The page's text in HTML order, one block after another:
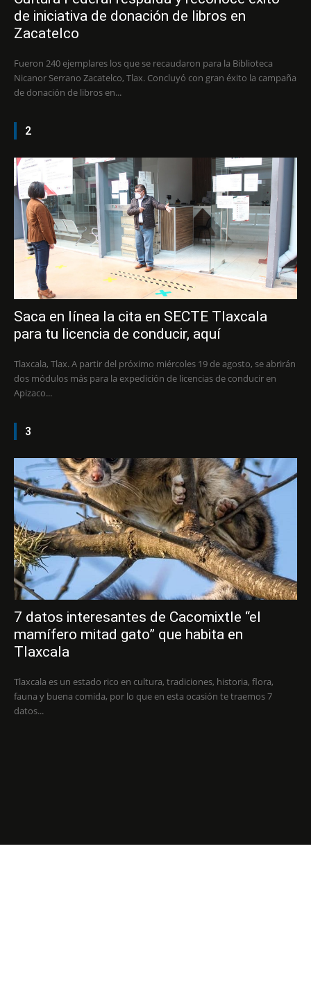
de iniciativa de donación de libros en
Zacatelco
Fueron 240 ejemplares los que se recaudaron para la Biblioteca
Nicanor Serrano Zacatelco, Tlax. Concluyó con gran éxito la campaña
de donación de libros en...
2
Saca en línea la cita en SECTE Tlaxcala
para tu licencia de conducir, aquí
Tlaxcala, Tlax. A partir del próximo miércoles 19 de agosto, se abrirán
dos módulos más para la expedición de licencias de conducir en
Apizaco...
3
7 datos interesantes de Cacomixtle “el
mamífero mitad gato” que habita en
Tlaxcala
Tlaxcala es un estado rico en cultura, tradiciones, historia, flora,
fauna y buena comida, por lo que en esta ocasión te traemos 7
datos...